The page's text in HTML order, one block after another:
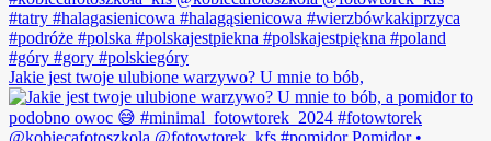
Jakie jest twoje ulubione warzywo? U mnie to bób,